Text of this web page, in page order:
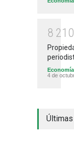
8 21 0
4 de